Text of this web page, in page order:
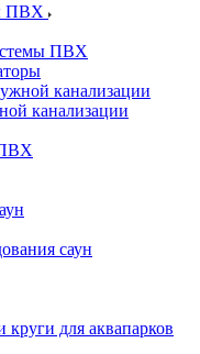
ПВХ
ПВХ
канализации
канализации
ПВХ
саун
для аквапарков